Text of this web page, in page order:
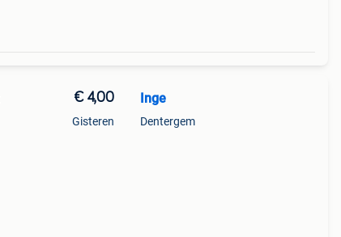
€ 4,00
Gisteren
Inge
Dentergem